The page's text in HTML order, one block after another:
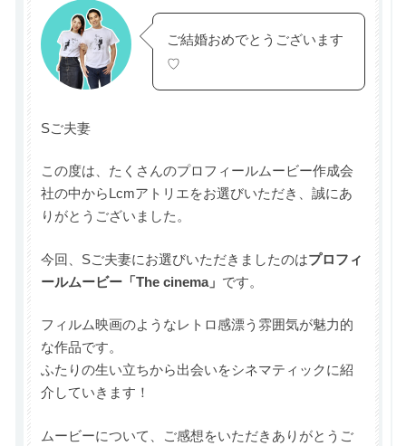
ご結婚おめでとうございます
♡
Sご夫妻
この度は、たくさんのプロフィールムービー作成会
社の中からLcmアトリエをお選びいただき、誠にあ
りがとうございました。
今回、Sご夫妻にお選びいただきましたのはプロフィ
ールムービー「The cinema」 です。
フィルム映画のようなレトロ感漂う雰囲気が魅力的
な作品です。
ふたりの生い立ちから出会いをシネマティックに紹
介していきます！
ムービーについて、ご感想をいただきありがとうご